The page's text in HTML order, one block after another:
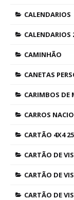
CALENDARIOS
CALENDARIOS
CAMINHÃO
CANETAS
CARIMBOS DE
CARROS
CARTÃO 4X4
CARTÃO DE
CARTÃO DE
CARTÃO DE